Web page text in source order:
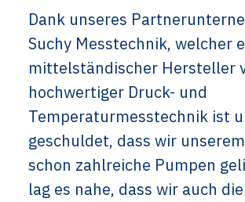
Dank unseres
Suchy Messtechnik, welcher
mittelständischer Hersteller
hochwertiger Druck- und
Temperaturmesstechnik ist
geschuldet, dass wir
schon zahlreiche Pumpen
lag es nahe, dass wir auch die